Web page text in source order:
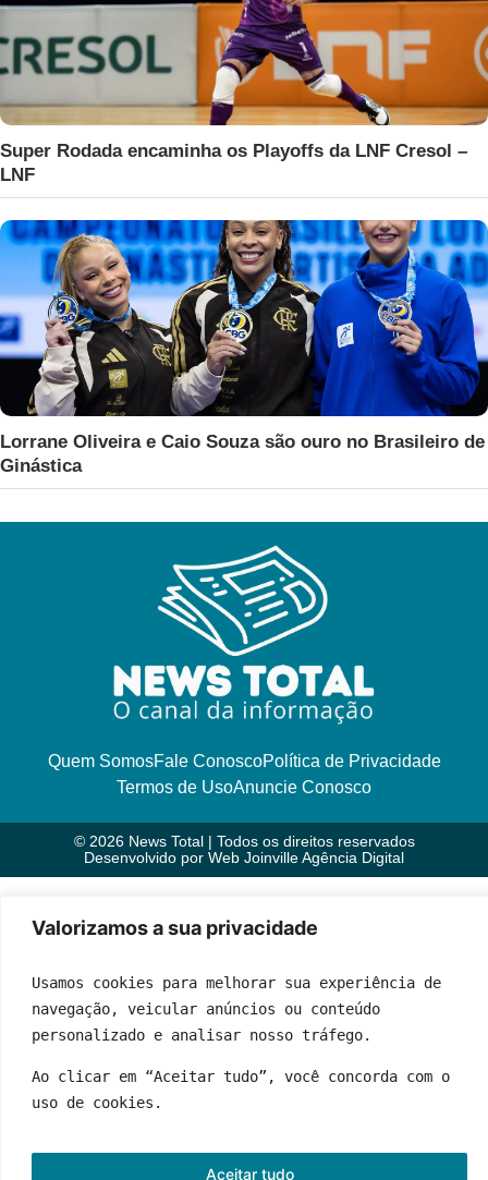
Valorizamos a sua privacidade
Usamos cookies para melhorar sua experiência de
navegação, veicular anúncios ou conteúdo
personalizado e analisar nosso tráfego.
Ao clicar em “Aceitar tudo”, você concorda com o
uso de cookies.
Aceitar tudo
Super Rodada encaminha os Playoffs da LNF Cresol –
LNF
Lorrane Oliveira e Caio Souza são ouro no Brasileiro de
Ginástica
Quem SomosFale ConoscoPolítica de Privacidade
Termos de UsoAnuncie Conosco
© 2026 News Total | Todos os direitos reservados
Desenvolvido por Web Joinville Agência Digital